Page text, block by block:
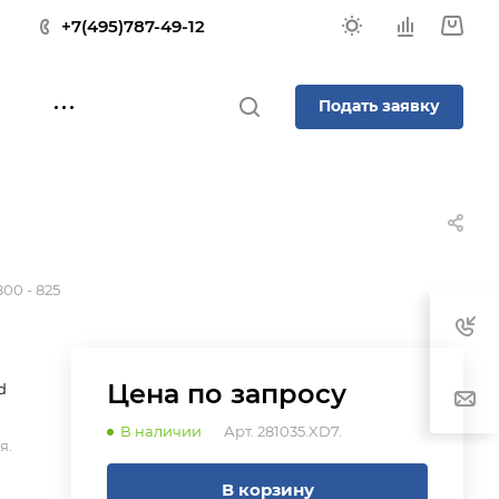
+7(495)787-49-12
Подать заявку
- 825
Цена по запросу
В наличии Арт. 281035.XD7.
В корзину